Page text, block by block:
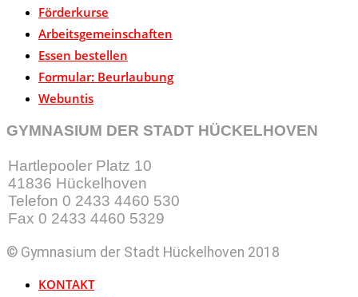
Förderkurse
Arbeitsgemeinschaften
Essen bestellen
Formular: Beurlaubung
Webuntis
GYMNASIUM DER STADT HÜCKELHOVEN
Hartlepooler Platz 10
41836 Hückelhoven
Telefon 0 2433 4460 530
Fax 0 2433 4460 5329
© Gymnasium der Stadt Hückelhoven 2018
KONTAKT